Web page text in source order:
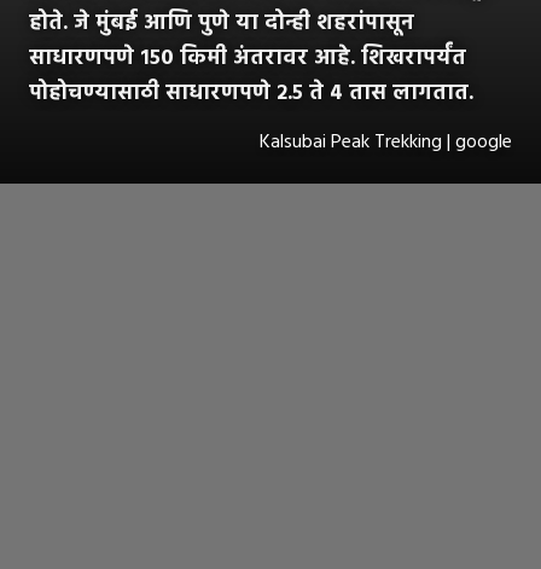
होते. जे मुंबई आणि पुणे या दोन्ही शहरांपासून
साधारणपणे १५० किमी अंतरावर आहे. शिखरापर्यंत
पोहोचण्यासाठी साधारणपणे २.५ ते ४ तास लागतात.
Kalsubai Peak Trekking | google